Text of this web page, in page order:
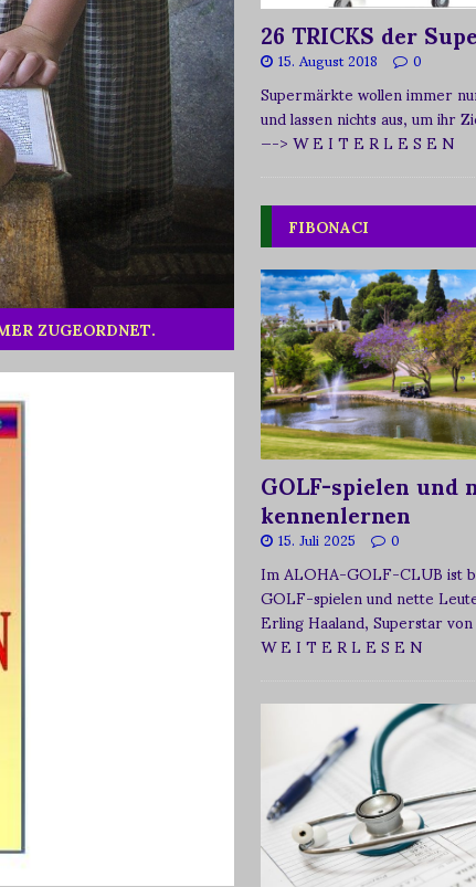
ZUGEORDNET.
26 TRICKS der
15. August 2018 0
Supermärkte wollen immer
und lassen nichts aus, um ihr
—-> W E I T E R L E S E N
FIBONACI
GOLF-spielen und
kennenlernen
15. Juli 2025 0
Im ALOHA-GOLF-CLUB ist
GOLF-spielen und nette
Erling Haaland, Superstar
W E I T E R L E S E N